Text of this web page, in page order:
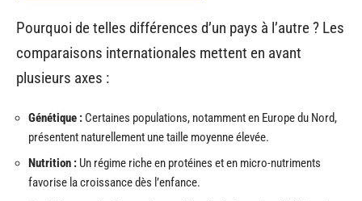
Pourquoi de telles différences d’un pays à l’autre ? Les
comparaisons internationales mettent en avant
plusieurs axes :
Génétique : Certaines populations, notamment en Europe du Nord,
présentent naturellement une taille moyenne élevée.
Nutrition : Un régime riche en protéines et en micro-nutriments
favorise la croissance dès l’enfance.